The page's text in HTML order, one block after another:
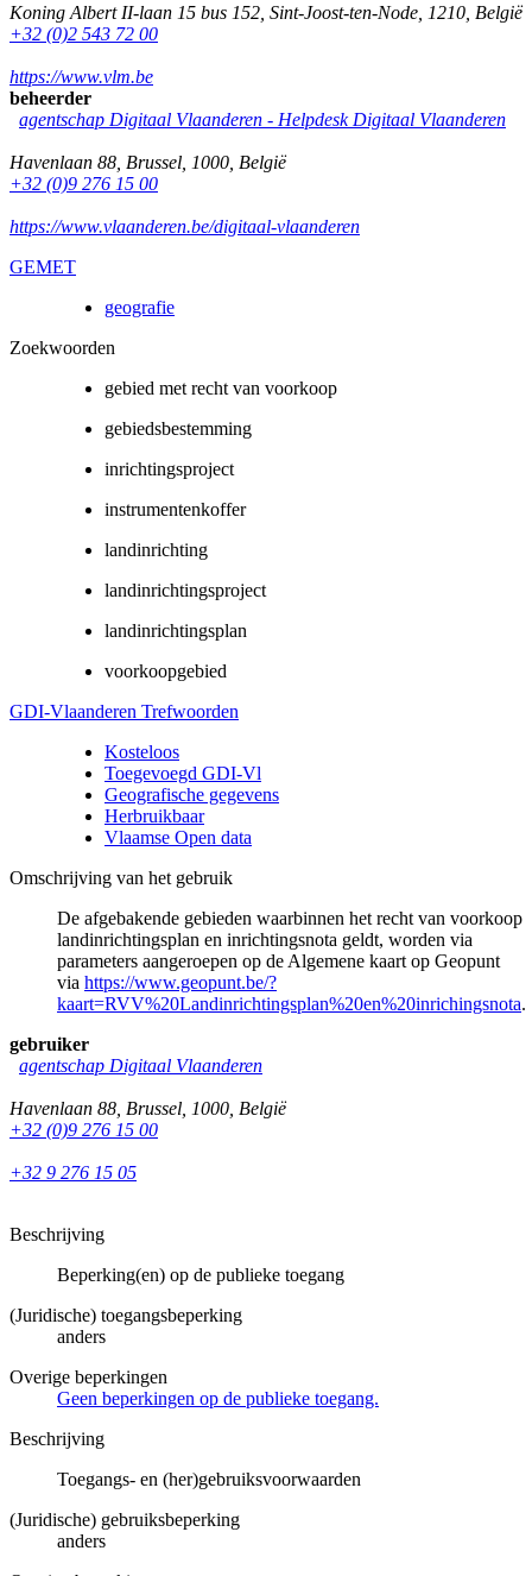
Koning Albert II-laan 15 bus 152 Sint-Joost-ten-Node 1210 België
+32 (0)2 543 72 00
https://www.vlm.be
beheerder
agentschap Digitaal Vlaanderen - Helpdesk Digitaal Vlaanderen
Havenlaan 88 Brussel 1000 België
+32 (0)9 276 15 00
https://www.vlaanderen.be/digitaal-vlaanderen
GEMET
geografie
Zoekwoorden
gebied met recht van voorkoop
gebiedsbestemming
inrichtingsproject
instrumentenkoffer
landinrichting
landinrichtingsproject
landinrichtingsplan
voorkoopgebied
GDI-Vlaanderen Trefwoorden
Kosteloos
Toegevoegd GDI-Vl
Geografische gegevens
Herbruikbaar
Vlaamse Open data
Omschrijving van het gebruik
De afgebakende gebieden waarbinnen het recht van voorkoop
landinrichtingsplan en inrichtingsnota geldt, worden via
parameters aangeroepen op de Algemene kaart op Geopunt
via https://www.geopunt.be/?
kaart=RVV%20Landinrichtingsplan%20en%20inrichingsnota.
gebruiker
agentschap Digitaal Vlaanderen
Havenlaan 88 Brussel 1000 België
+32 (0)9 276 15 00
+32 9 276 15 05
Beschrijving
Beperking(en) op de publieke toegang
(Juridische) toegangsbeperking
anders
Overige beperkingen
Geen beperkingen op de publieke toegang.
Beschrijving
Toegangs- en (her)gebruiksvoorwaarden
(Juridische) gebruiksbeperking
anders